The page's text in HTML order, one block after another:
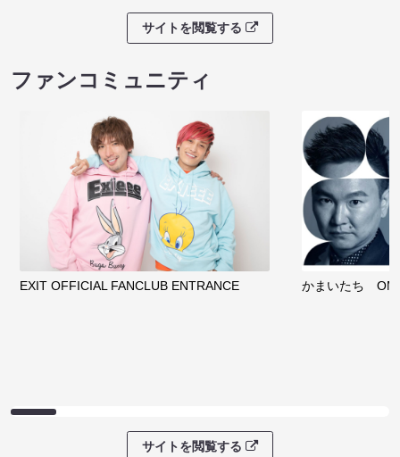
サイトを閲覧する
ファンコミュニティ
EXIT OFFICIAL FANCLUB ENTRANCE かまいたち
サイトを閲覧する